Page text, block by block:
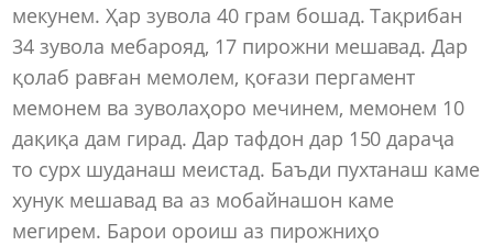
мекунем. Ҳар зувола 40 грам бошад. Тақрибан
34 зувола мебарояд, 17 пирожни мешавад. Дар
қолаб равған мемолем, қоғази пергамент
мемонем ва зуволаҳоро мечинем, мемонем 10
дақиқа дам гирад. Дар тафдон дар 150 дараҷа
то сурх шуданаш меистад. Баъди пухтанаш каме
хунук мешавад ва аз мобайнашон каме
мегирем. Барои ороиш аз пирожниҳо